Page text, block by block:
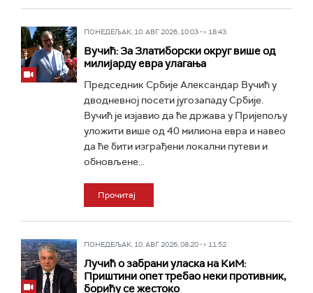
ПОНЕДЕЉАК, 10. АВГ 2026, 10:03 -> 18:43
Вучић: За Златиборски округ више од
милијарду евра улагања
Председник Србије Александар Вучић у
дводневној посети југозападу Србије.
Вучић је изјавио да ће држава у Пријепољу
уложити више од 40 милиона евра и навео
да ће бити изграђени локални путеви и
обновљене...
Прочитај
ПОНЕДЕЉАК, 10. АВГ 2026, 08:20 -> 11:52
Лучић о забрани уласка на КиМ:
Приштини опет требао неки противник,
борићу се жестоко